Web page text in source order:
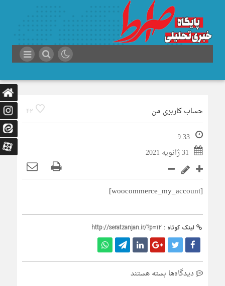
42
حساب کاربری من
9:33
31 ژانویه 2021
[woocommerce_my_account]
لینک کوتاه : http://seratzanjan.ir/?p=12
دیدگاه‌ها برای
بسته هستند